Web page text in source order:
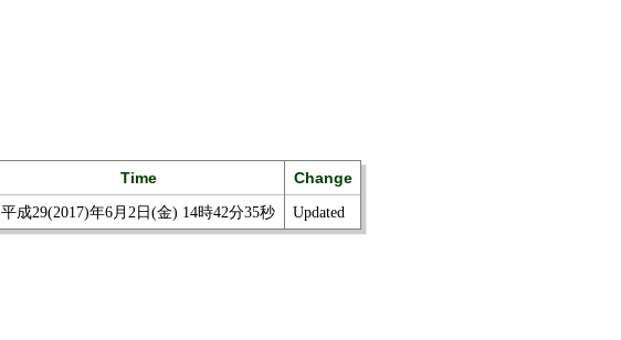
Time
Change
平成29(2017)年6月2日(金) 14時42分35秒 Updated